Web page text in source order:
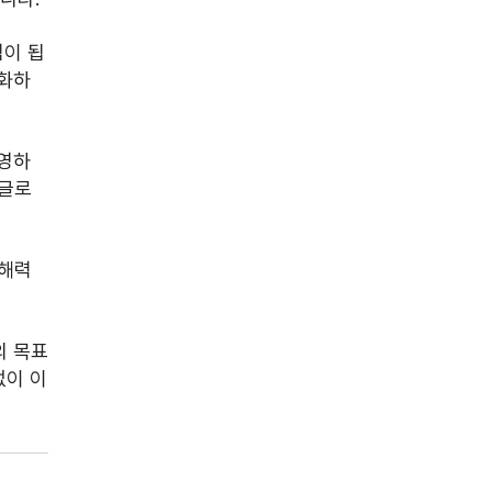
됩
하
하
로
력
목표
이